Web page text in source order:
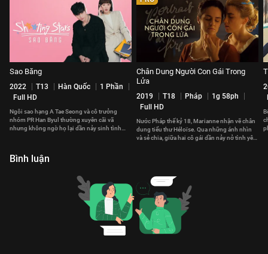
Sao Băng
2022 T13 Hàn Quốc
1 Phần
Full HD
Ngôi sao hạng A Tae Seong và cô trưởng
nhóm PR Han Byul thường xuyên cãi vã
nhưng không ngờ họ lại dần nảy sinh tình
Chân Dung Người Con Gái Trong
Lửa
2019 T18 Pháp
1g 58ph
Full HD
Nước Pháp thế kỷ 18, Marianne nhận vẽ chân
dung tiểu thư Héloïse. Qua những ánh nhìn
và sẻ chia, giữa hai cô gái dần nảy nở tình yêu
Bình luận